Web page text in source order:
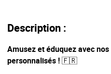
Description :
Amusez et éduquez avec
personnalisés !🇫🇷